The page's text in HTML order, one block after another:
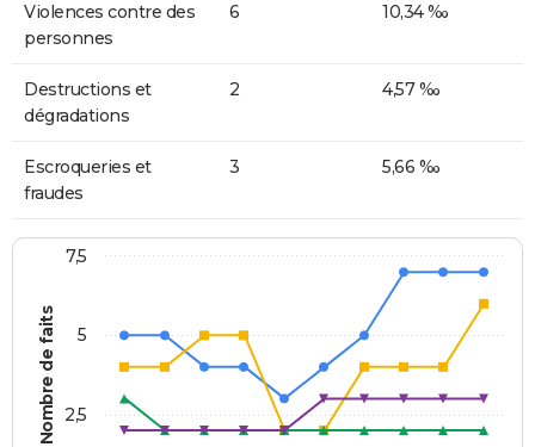
Violences contre des
personnes
6 10,34 ‰
Destructions et
dégradations
2 4,57 ‰
Escroqueries et
fraudes
3 5,66 ‰
Nombre de faits 2,5
5
7,5